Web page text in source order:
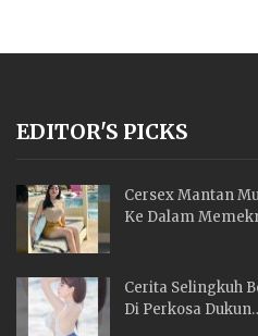
EDITOR'S PICKS
Cersex Mantan
Ke Dalam
Cerita Selingkuh
Di Perkosa